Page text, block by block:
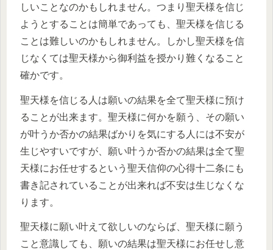
しいことなのかもしれません。つまり聖天様を信じ
ようとすることは簡単であっても、聖天様を信じる
ことは難しいのかもしれません。しかし聖天様を信
じなくては聖天様から御利益を授かり難くなること
確かです。
聖天様を信じる人は願いの結果を全て聖天様に預け
ることが出来ます。聖天様に何かを願う、その願い
が叶うか否かの結果ばかりを気にする人には不安が
生じやすいですが、願い叶うか否かの結果は全て聖
天様にお任せするという聖天信仰の心得十二条にも
書き記されていることが出来れば不安は生じなくな
ります。
聖天様に願い叶えて欲しいのならば、聖天様に願う
こと意識しても、願いの結果は聖天様にお任せし意